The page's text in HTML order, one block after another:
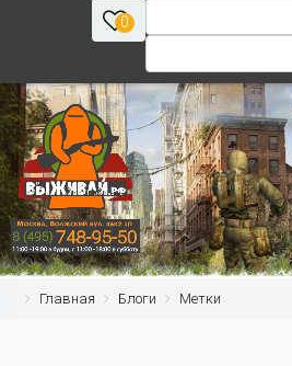
0
Главная Блоги Метки